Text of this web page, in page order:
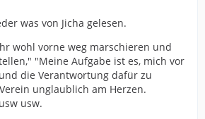
was von Jicha gelesen.
wohl vorne weg marschieren und
"Meine Aufgabe ist es, mich vor
die Verantwortung dafür zu
unglaublich am Herzen.
usw.